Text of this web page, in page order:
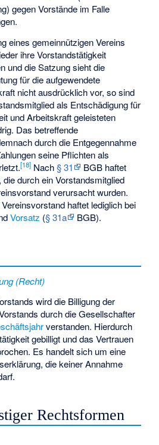
gegen Vorstände im Falle
eines gemeinnützigen Vereins
ihre Vorstandstätigkeit
und die Satzung sieht die
für die aufgewendete
nicht ausdrücklich vor, so sind
als Entschädigung für
und Arbeitskraft geleisteten
Das betreffende
durch die Entgegennahme
seine Pflichten als
[18] Nach§ 31
BGB haftet
durch ein Vorstandsmitglied
verursacht wurden.
haftet lediglich bei
Vorsatz (§ 31a BGB).
(Recht)
wird die Billigung der
durch die Gesellschafter
verstanden. Hierdurch
gebilligt und das Vertrauen
Es handelt sich um eine
die keiner Annahme
Rechtsformen